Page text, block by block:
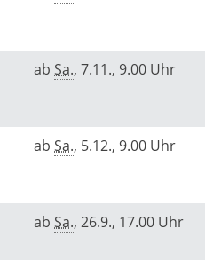
ab Sa., 7.11., 9.00 Uhr
ab Sa., 5.12., 9.00 Uhr
ab Sa., 26.9., 17.00 Uhr